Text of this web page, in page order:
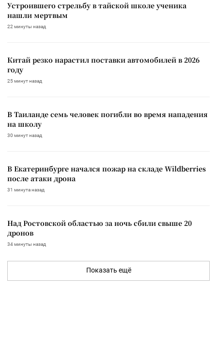
Устроившего стрельбу в тайской школе ученика
нашли мертвым
22 минуты назад
Китай резко нарастил поставки автомобилей в 2026
году
25 минут назад
В Таиланде семь человек погибли во время нападения
на школу
30 минут назад
В Екатеринбурге начался пожар на складе Wildberries
после атаки дрона
31 минута назад
Над Ростовской областью за ночь сбили свыше 20
дронов
34 минуты назад
Показать ещё